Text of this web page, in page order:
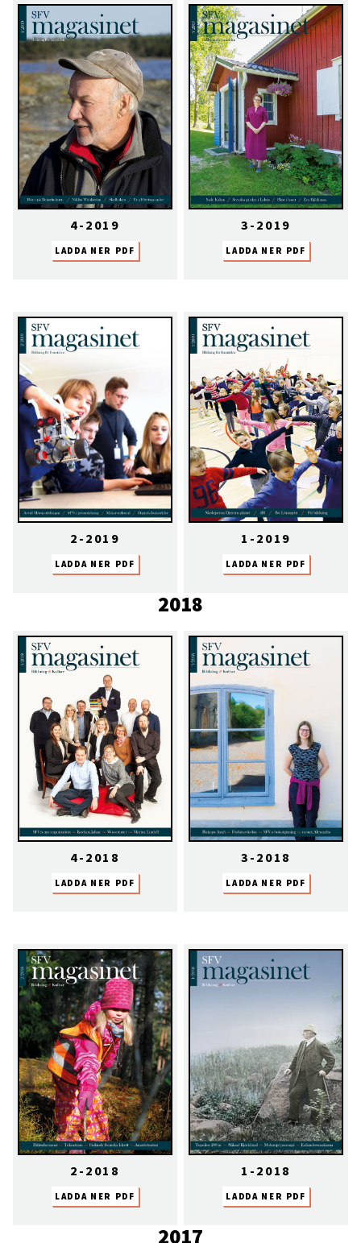
4-2019
LADDA NER PDF
3-2019
LADDA NER PDF
2-2019
LADDA NER PDF
1-2019
LADDA NER PDF
2018
4-2018
LADDA NER PDF
3-2018
LADDA NER PDF
2-2018
LADDA NER PDF
1-2018
LADDA NER PDF
2017